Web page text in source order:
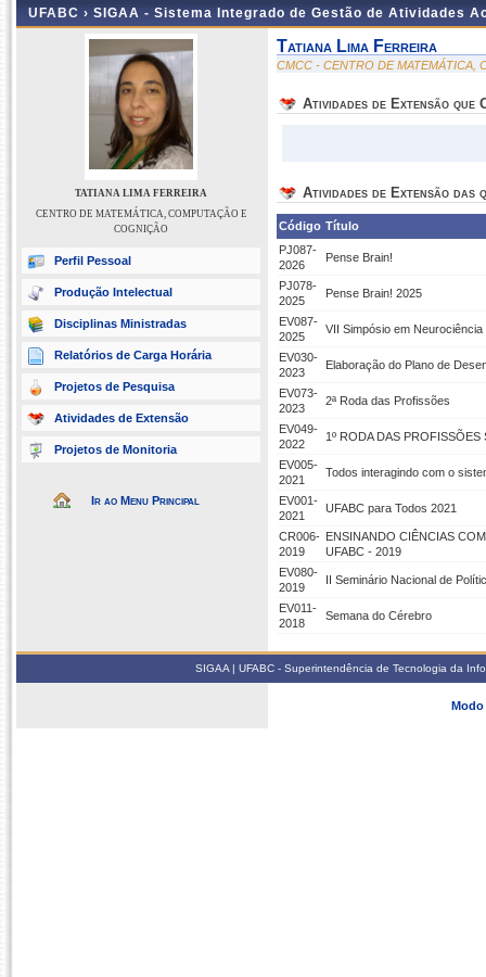
UFABC › SIGAA - Sistema Integrado de Gestão de Atividades
TATIANA LIMA FERREIRA
CENTRO DE MATEMÁTICA, COMPUTAÇÃO E
COGNIÇÃO
Perfil Pessoal
Produção Intelectual
Disciplinas Ministradas
Relatórios de Carga Horária
Projetos de Pesquisa
Atividades de Extensão
Projetos de Monitoria
Ir ao Menu Principal
Tatiana Lima Ferreira
CMCC - CENTRO DE MATEMÁTICA,
Atividades de Extensão que
Atividades de Extensão das
Código Título
PJ087-
2026
Pense Brain!
PJ078-
2025
Pense Brain! 2025
EV087-
2025
VII Simpósio em
EV030-
2023
Elaboração do Plano de
EV073-
2023
2ª Roda das Profissões
EV049-
2022
1º RODA DAS PROFISSÕES
EV005-
2021
Todos interagindo com o
EV001-
2021
UFABC para Todos 2021
CR006-
2019
ENSINANDO CIÊNCIAS
UFABC - 2019
EV080-
2019
II Seminário Nacional de
EV011-
2018
Semana do Cérebro
SIGAA | UFABC - Superintendência de Tecnologia da
Modo